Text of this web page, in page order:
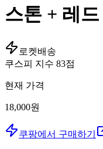
스톤 + 레드
로켓배송
쿠스피 지수 83점
현재 가격
18,000원
쿠팡에서 구매하기